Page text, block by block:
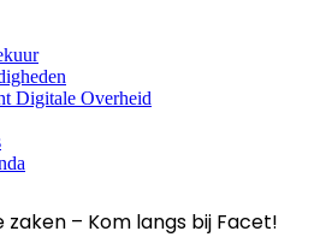
Digitale Overheid
– Kom langs bij Facet!